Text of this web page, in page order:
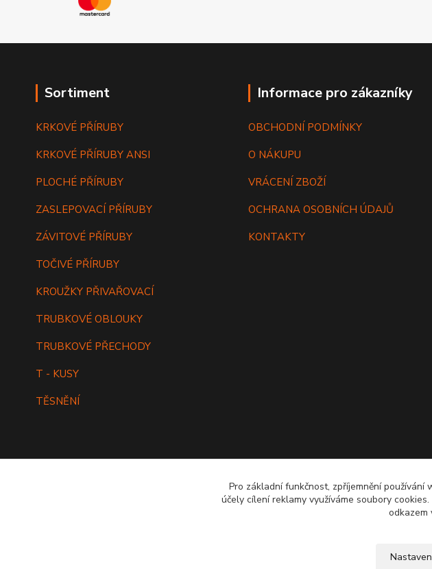
Sortiment
KRKOVÉ PŘÍRUBY
KRKOVÉ PŘÍRUBY ANSI
PLOCHÉ PŘÍRUBY
ZASLEPOVACÍ PŘÍRUBY
ZÁVITOVÉ PŘÍRUBY
TOČIVÉ PŘÍRUBY
KROUŽKY PŘIVAŘOVACÍ
TRUBKOVÉ OBLOUKY
TRUBKOVÉ PŘECHODY
T - KUSY
TĚSNĚNÍ
Informace pro zákazníky
OBCHODNÍ PODMÍNKY
O NÁKUPU
VRÁCENÍ ZBOŽÍ
OCHRANA OSOBNÍCH ÚDAJŮ
KONTAKTY
Pro základní funkčnost, zpříjemnění
účely cílení reklamy využíváme soubory
odkazem